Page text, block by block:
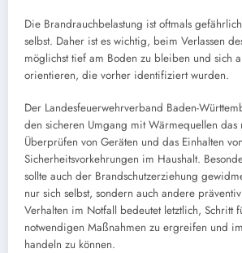
Die Brandrauchbelastung ist oftmals
selbst. Daher ist es wichtig, beim Verlassen
möglichst tief am Boden zu bleiben und sich
orientieren, die vorher identifiziert wurden.
Der Landesfeuerwehrverband Baden-
den sicheren Umgang mit Wärmequellen
Überprüfen von Geräten und das Einhalten von
Sicherheitsvorkehrungen im Haushalt.
sollte auch der Brandschutzerziehung
nur sich selbst, sondern auch andere
Verhalten im Notfall bedeutet letztlich, Schritt
notwendigen Maßnahmen zu ergreifen und
handeln zu können.